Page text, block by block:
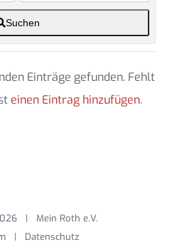
Suchen
Einträge gefunden. Fehlt
einen Eintrag hinzufügen.
| Mein Roth e.V.
| Datenschutz